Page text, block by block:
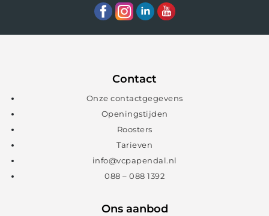
Contact
Onze contactgegevens
Openingstijden
Roosters
Tarieven
info@vcpapendal.nl
088 – 088 1392
Ons aanbod